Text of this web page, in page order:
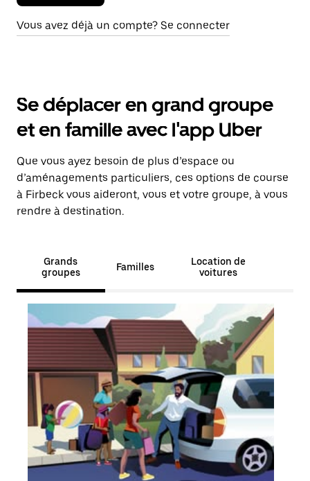
Vous avez déjà un compte? Se connecter
Se déplacer en grand groupe
et en famille avec l'app Uber
Que vous ayez besoin de plus d’espace ou
d’aménagements particuliers, ces options de course
à Firbeck vous aideront, vous et votre groupe, à vous
rendre à destination.
Grands
groupes
Familles
Location de
voitures